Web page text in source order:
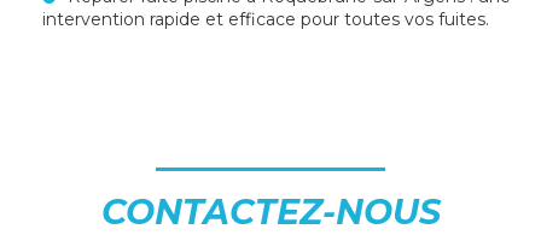
intervention rapide et efficace pour toutes vos fuites.
CONTACTEZ-NOUS